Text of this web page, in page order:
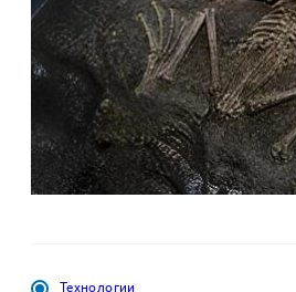
Технологии